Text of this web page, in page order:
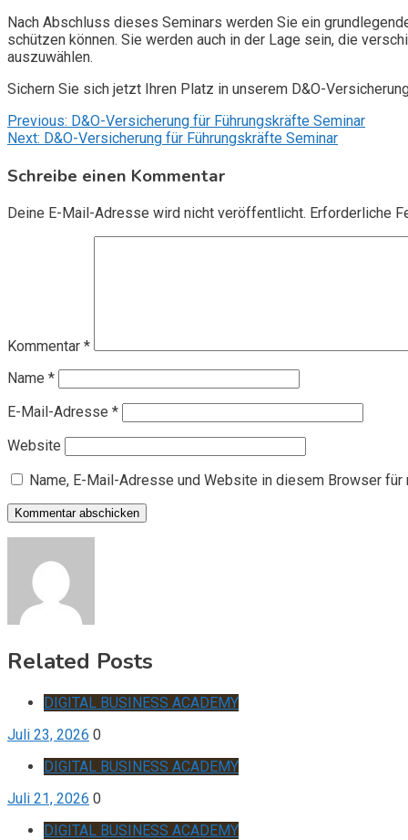
Nach Abschluss dieses Seminars werden Sie ein
schützen können. Sie werden auch in der Lage sein, die
auszuwählen.
Sichern Sie sich jetzt Ihren Platz in unserem D&O-
Beitragsnavigation
Previous: D&O-Versicherung für Führungskräfte Seminar
Next: D&O-Versicherung für Führungskräfte Seminar
Schreibe einen Kommentar
Deine E-Mail-Adresse wird nicht veröffentlicht. Erforderliche
Kommentar *
Name *
E-Mail-Adresse *
Website
Name, E-Mail-Adresse und Website in diesem Browser
Related Posts
DIGITAL BUSINESS ACADEMY
Juli 23, 2026 0
DIGITAL BUSINESS ACADEMY
Juli 21, 2026 0
DIGITAL BUSINESS ACADEMY